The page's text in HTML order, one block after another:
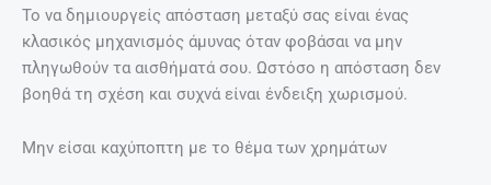
Το να δημιουργείς απόσταση μεταξύ σας είναι ένας
κλασικός μηχανισμός άμυνας όταν φοβάσαι να μην
πληγωθούν τα αισθήματά σου. Ωστόσο η απόσταση δεν
βοηθά τη σχέση και συχνά είναι ένδειξη χωρισμού.
Μην είσαι καχύποπτη με το θέμα των χρημάτων